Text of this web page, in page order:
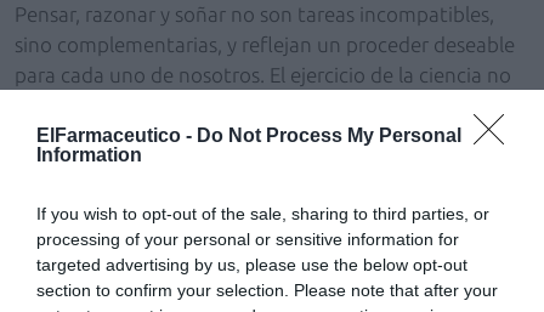
ElFarmaceutico - Do Not Process My Personal
Information
If you wish to opt-out of the sale, sharing to third parties, or
processing of your personal or sensitive information for
targeted advertising by us, please use the below opt-out
section to confirm your selection. Please note that after your
Pensar, razonar y soñar no son tareas incompatibles,
sino complementarias, y reflejan un proceder deseable
para cada uno de nosotros. El ejercicio de la ciencia no
alas. Para investigar, para innovar, se necesitan también
buenas dosis de imaginación.
El conocimiento está en todas partes, al alcance de
cualquiera que honestamente se quiera acercar a cada
una de sus múltiples facetas. La cultura no se compra,